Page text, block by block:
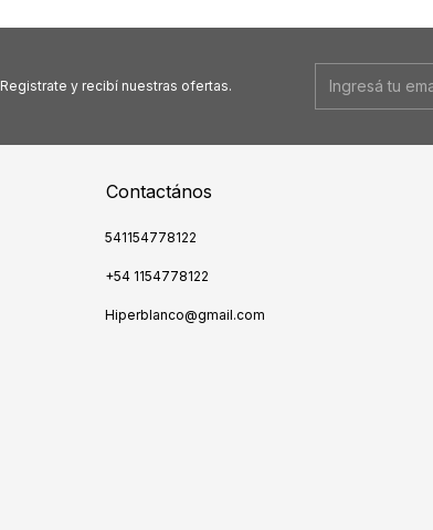
Registrate y recibí nuestras ofertas.
Contactános
541154778122
+54 1154778122
Hiperblanco@gmail.com